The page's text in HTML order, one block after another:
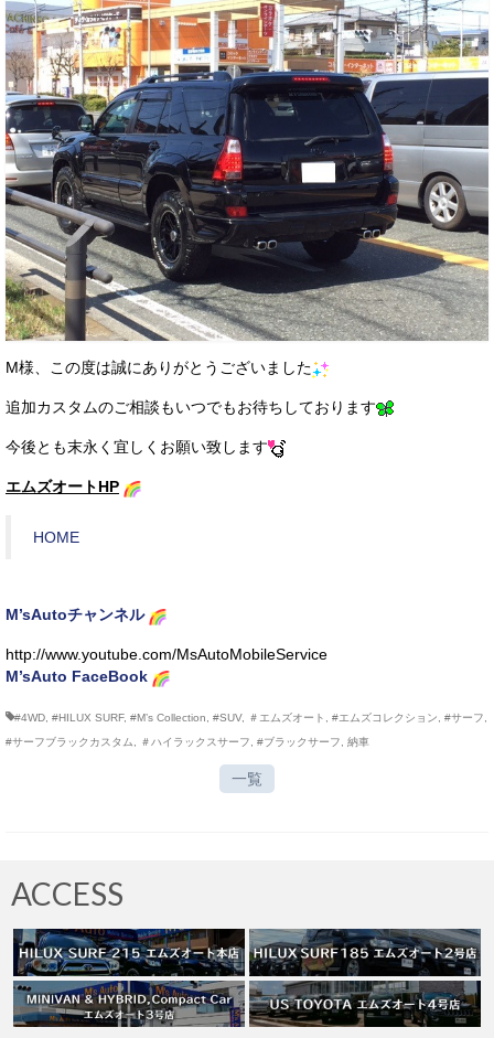
M様、この度は誠にありがとうございました
追加カスタムのご相談もいつでもお待ちしております
今後とも末永く宜しくお願い致します
エムズオートHP
HOME
M’sAutoチャンネル
http://www.youtube.com/MsAutoMobileService
M’sAuto FaceBook
#4WD, #HILUX SURF, #M’s Collection, #SUV, ＃エムズオート , #エムズコレクション, #サーフ,
#サーフブラックカスタム, ＃ハイラックスサーフ, #ブラックサーフ, 納車
一覧
ACCESS